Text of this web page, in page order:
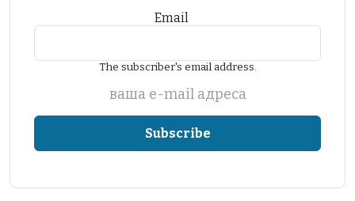
Email
The subscriber's email address.
ваша е-mail адреса